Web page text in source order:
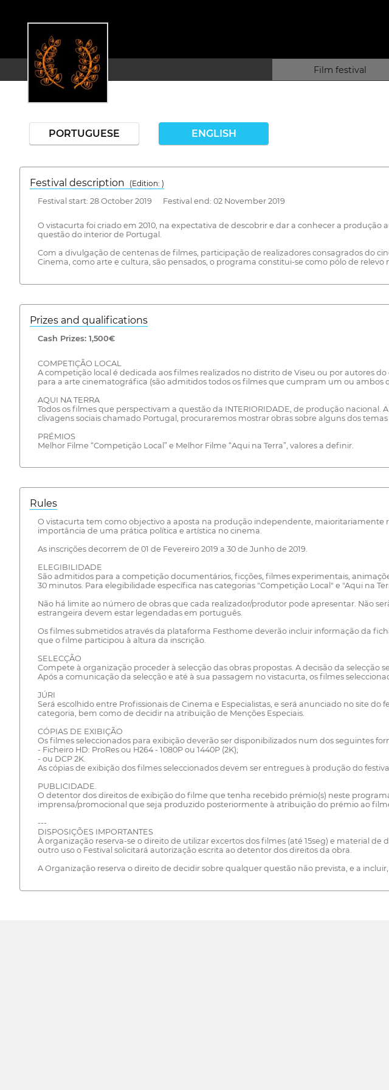
Film festival
PORTUGUESE ENGLISH
Festival description
(Edition: )
Festival start: 28 October 2019 Festival end: 02 November 2019
O vistacurta foi criado em 2010, na expectativa de descobrir e dar a conhecer a
questão do interior de Portugal.
Com a divulgação de centenas de filmes, participação de realizadores consagrados do
Cinema, como arte e cultura, são pensados, o programa constitui-se como pólo de
Prizes and qualifications
Cash Prizes: 1,500€
COMPETIÇÃO LOCAL
A competição local é dedicada aos filmes realizados no distrito de Viseu ou por autores
para a arte cinematográfica (são admitidos todos os filmes que cumpram um ou ambos
AQUI NA TERRA
Todos os filmes que perspectivam a questão da INTERIORIDADE, de produção
clivagens sociais chamado Portugal, procuraremos mostrar obras sobre alguns dos
PRÉMIOS
Melhor Filme “Competição Local” e Melhor Filme “Aqui na Terra”, valores a definir.
Rules
O vistacurta tem como objectivo a aposta na produção independente,
importância de uma prática política e artística no cinema.
As inscrições decorrem de 01 de Fevereiro 2019 a 30 de Junho de 2019.
ELEGIBILIDADE
São admitidos para a competição documentários, ficções, filmes experimentais,
30 minutos. Para elegibilidade específica nas categorias "Competição Local" e "Aqui na
Não há limite ao número de obras que cada realizador/produtor pode apresentar. Não
estrangeira devem estar legendadas em português.
Os filmes submetidos através da plataforma Festhome deverão incluir informação da
que o filme participou à altura da inscrição.
SELECÇÃO
Compete à organização proceder à selecção das obras propostas. A decisão da selecção
Após a comunicação da selecção e até à sua passagem no vistacurta, os filmes
JÚRI
Será escolhido entre Profissionais de Cinema e Especialistas, e será anunciado no site
categoria, bem como de decidir na atribuição de Menções Especiais.
CÓPIAS DE EXIBIÇÃO
Os filmes seleccionados para exibição deverão ser disponibilizados num dos seguintes
- Ficheiro HD: ProRes ou H264 - 1080P ou 1440P (2K);
- ou DCP 2K.
As cópias de exibição dos filmes seleccionados devem ser entregues à produção do
PUBLICIDADE.
O detentor dos direitos de exibição do filme que tenha recebido prémio(s) neste
imprensa/promocional que seja produzido posteriormente à atribuição do prémio ao
---
DISPOSIÇÕES IMPORTANTES
À organização reserva-se o direito de utilizar excertos dos filmes (até 15seg) e material
outro uso o Festival solicitará autorização escrita ao detentor dos direitos da obra.
A Organização reserva o direito de decidir sobre qualquer questão não prevista, e a